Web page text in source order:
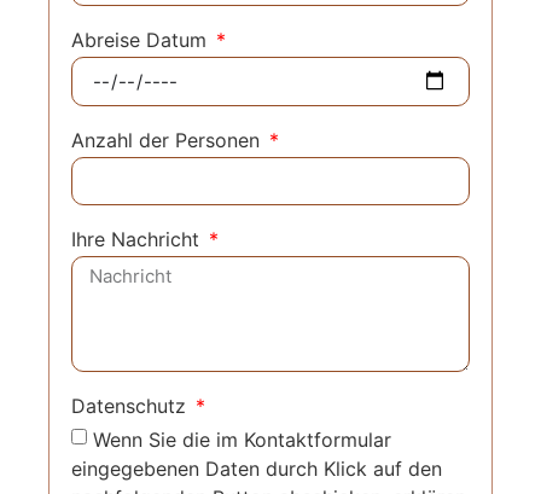
Abreise Datum
Anzahl der Personen
Ihre Nachricht
Datenschutz
Wenn Sie die im Kontaktformular
eingegebenen Daten durch Klick auf den